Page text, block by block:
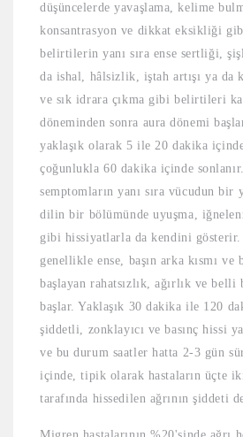
düşüncelerde yavaşlama, kelime
konsantrasyon ve dikkat eksikliği
belirtilerin yanı sıra ense sertliği,
da ishal, hâlsizlik, iştah artışı ya da
ve sık idrara çıkma gibi belirtileri
döneminden sonra aura dönemi
yaklaşık olarak 5 ile 20 dakika
çoğunlukla 60 dakika içinde
semptomların yanı sıra vücudun bir
dilin bir bölümünde uyuşma,
gibi hissiyatlarla da kendini gösterir.
genellikle ense, başın arka kısmı ve
başlayan rahatsızlık, ağırlık ve
başlar. Yaklaşık 30 dakika ile 120
şiddetli, zonklayıcı ve basınç hissi
ve bu durum saatler hatta 2-3 gün
içinde, tipik olarak hastaların üçte
tarafında hissedilen ağrının şiddeti